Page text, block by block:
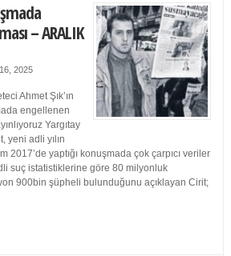
– ARALIK
2025
Ahmet Şık’ın
engellenen
Yargıtay
yeni adli yılın
2017’de yaptığı konuşmada çok çarpıcı veriler
suç istatistiklerine göre 80 milyonluk
900bin şüpheli bulunduğunu açıklayan Cirit;